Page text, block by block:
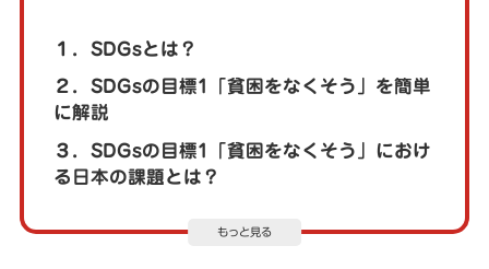
もっと見る
１．SDGsとは？
２．SDGsの目標1「貧困をなくそう」を簡単
に解説
３．SDGsの目標1「貧困をなくそう」におけ
る日本の課題とは？